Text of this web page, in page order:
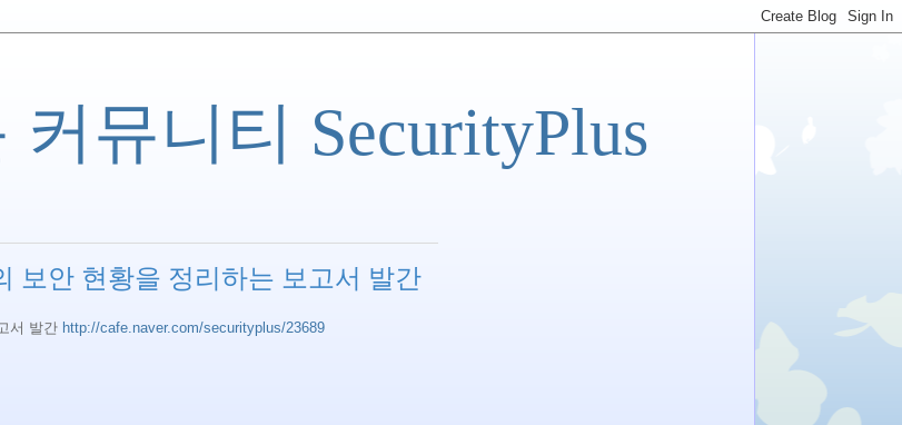
뮤니티 SecurityPlus
보안 현황을 정리하는 보고서 발간
서 발간 http://cafe.naver.com/securityplus/23689